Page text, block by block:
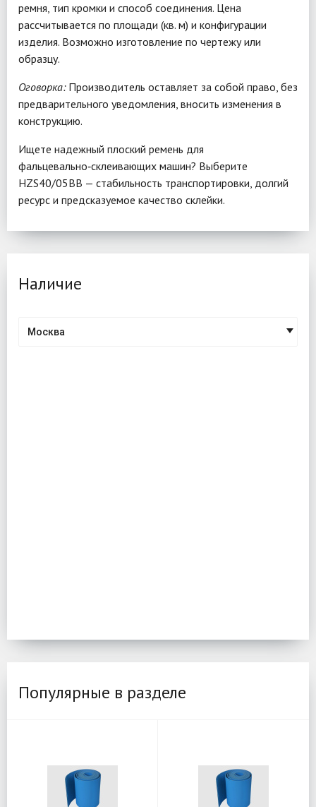
ремня, тип кромки и способ соединения. Цена
рассчитывается по площади (кв. м) и конфигурации
изделия. Возможно изготовление по чертежу или
образцу.
Оговорка:Производитель оставляет за собой право, без
предварительного уведомления, вносить изменения в
конструкцию.
Ищете надежный плоский ремень для
фальцевально‑склеивающих машин? Выберите
HZS40/05BB — стабильность транспортировки, долгий
ресурс и предсказуемое качество склейки.
Наличие
Москва
Популярные в разделе